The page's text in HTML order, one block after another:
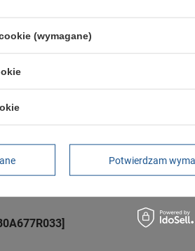
[TB06361R]
(wymagane)
Potwierdzam